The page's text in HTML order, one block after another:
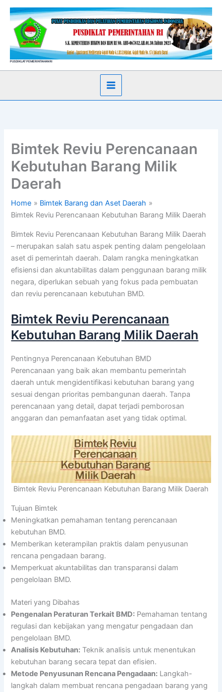
Skip
content
PUSDIKLAT PEMERINTAHAN RI
Bimtek Reviu Perencanaan
Kebutuhan Barang Milik
Daerah
Home
Bimtek Barang dan Aset Daerah
Bimtek Reviu Perencanaan Kebutuhan Barang Milik Daerah
Bimtek Reviu Perencanaan Kebutuhan Barang Milik Daerah
– merupakan salah satu aspek penting dalam pengelolaan
aset di pemerintah daerah. Dalam rangka meningkatkan
efisiensi dan akuntabilitas dalam penggunaan barang milik
negara, diperlukan sebuah yang fokus pada pembuatan
dan reviu perencanaan kebutuhan BMD.
Bimtek Reviu Perencanaan
Kebutuhan Barang Milik Daerah
Pentingnya Perencanaan Kebutuhan BMD
Perencanaan yang baik akan membantu pemerintah
daerah untuk mengidentifikasi kebutuhan barang yang
sesuai dengan prioritas pembangunan daerah. Tanpa
perencanaan yang detail, dapat terjadi pemborosan
anggaran dan pemanfaatan aset yang tidak optimal.
Bimtek Reviu Perencanaan Kebutuhan Barang Milik Daerah
Tujuan Bimtek
Meningkatkan pemahaman tentang perencanaan
kebutuhan BMD.
Memberikan keterampilan praktis dalam penyusunan
rencana pengadaan barang.
Memperkuat akuntabilitas dan transparansi dalam
pengelolaan BMD.
Materi yang Dibahas
Pengenalan Peraturan Terkait BMD: Pemahaman tentang
regulasi dan kebijakan yang mengatur pengadaan dan
pengelolaan BMD.
Analisis Kebutuhan: Teknik analisis untuk menentukan
kebutuhan barang secara tepat dan efisien.
Metode Penyusunan Rencana Pengadaan: Langkah-
langkah dalam membuat rencana pengadaan barang yang